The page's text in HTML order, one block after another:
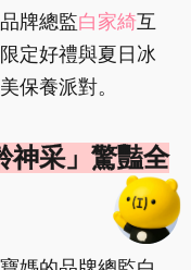
牌總監白家綺互
定好禮與夏日冰
保養派對。
神采」驚豔全